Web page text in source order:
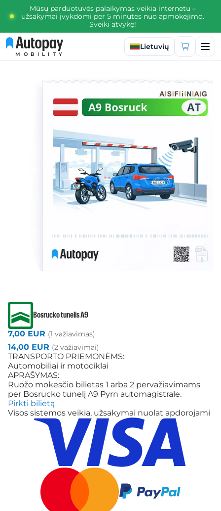
Mūsų parduotuvės palaikymas veikia internetu –
užsakymai įvykdomi per 5 minutes nuo apmokėjimo.
Sveiki atvykę!
MOBILITY
Pasirinkti kalbą
Lietuvių
Bosrucko tunelis A9
7,00 EUR (1 važiavimas)
14,00 EUR (2 važiavimai)
TRANSPORTO PRIEMONĖMS:
Automobiliai ir motociklai
APRAŠYMAS:
Ruožo mokesčio bilietas 1 arba 2 pervažiavimams
per Bosrucko tunelį A9 Pyrn automagistrale.
Pirkti bilietą
Visos sistemos veikia, užsakymai nuolat apdorojami